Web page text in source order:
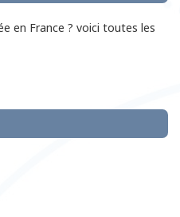
en France ? voici toutes les